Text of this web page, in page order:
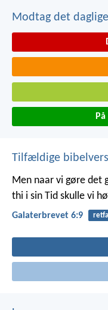
Modtag det
Tilfældige bibelvers
Men naar vi gøre det
thi i sin Tid skulle vi
Galaterbrevet 6:9